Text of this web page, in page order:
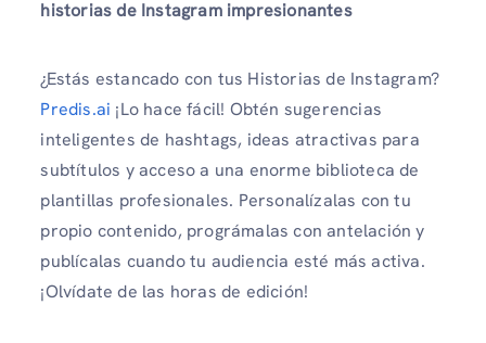
historias de Instagram impresionantes
¿Estás estancado con tus Historias de Instagram?
Predis.ai ¡Lo hace fácil! Obtén sugerencias
inteligentes de hashtags, ideas atractivas para
subtítulos y acceso a una enorme biblioteca de
plantillas profesionales. Personalízalas con tu
propio contenido, prográmalas con antelación y
publícalas cuando tu audiencia esté más activa.
¡Olvídate de las horas de edición!